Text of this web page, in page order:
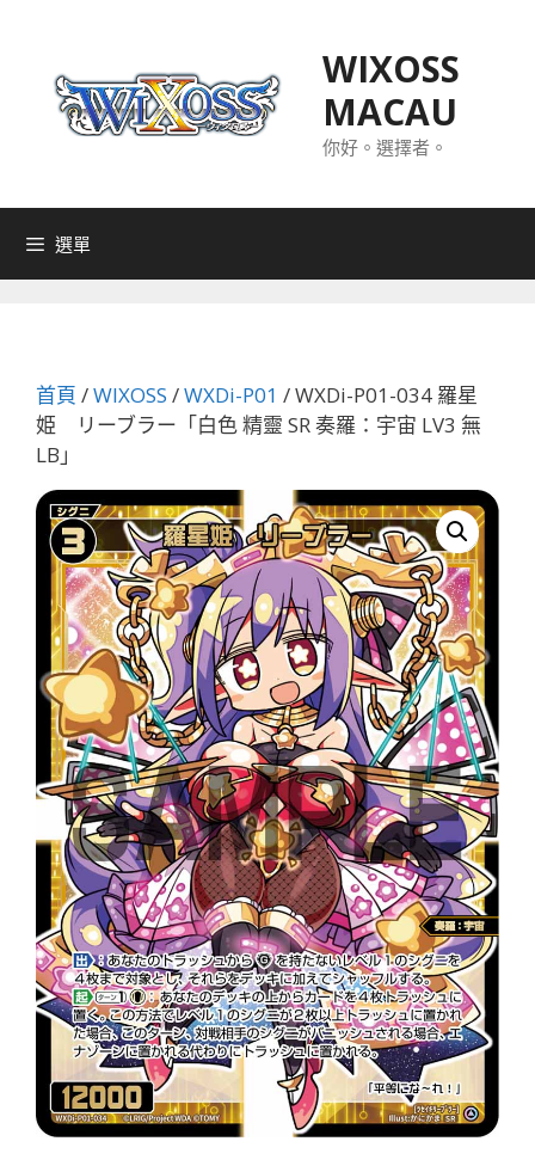
WIXOSS
MACAU
你好。選擇者。
選單
首頁 /WIXOSS /WXDi-P01 / WXDi-P01-034 羅星
姫 リーブラー「白色 精靈 SR 奏羅：宇宙 LV3 無
LB」